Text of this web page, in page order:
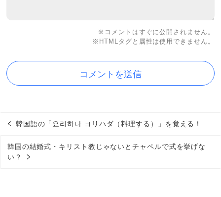
※コメントはすぐに公開されません。
※HTMLタグと属性は使用できません。
韓国語の「요리하다 ヨリハダ（料理する）」を覚える！
韓国の結婚式・キリスト教じゃないとチャペルで式を挙げな
い？